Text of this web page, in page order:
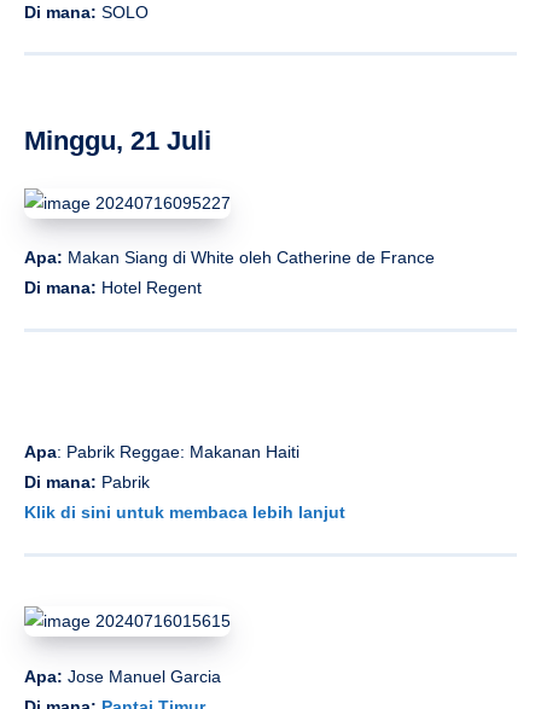
Di mana: SOLO
Minggu, 21 Juli
Apa: Makan Siang di White oleh Catherine de France
Di mana: Hotel Regent
Apa: Pabrik Reggae: Makanan Haiti
Di mana: Pabrik
Klik di sini untuk membaca lebih lanjut
Apa: Jose Manuel Garcia